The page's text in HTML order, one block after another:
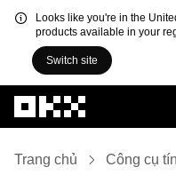
Looks like you're in the
products available in your
Switch site
Trang chủ Công cụ